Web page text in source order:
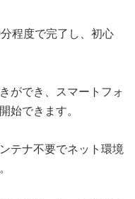
程度で完了し、初心
ができ、スマートフォ
始できます。
テナ不要でネット環境